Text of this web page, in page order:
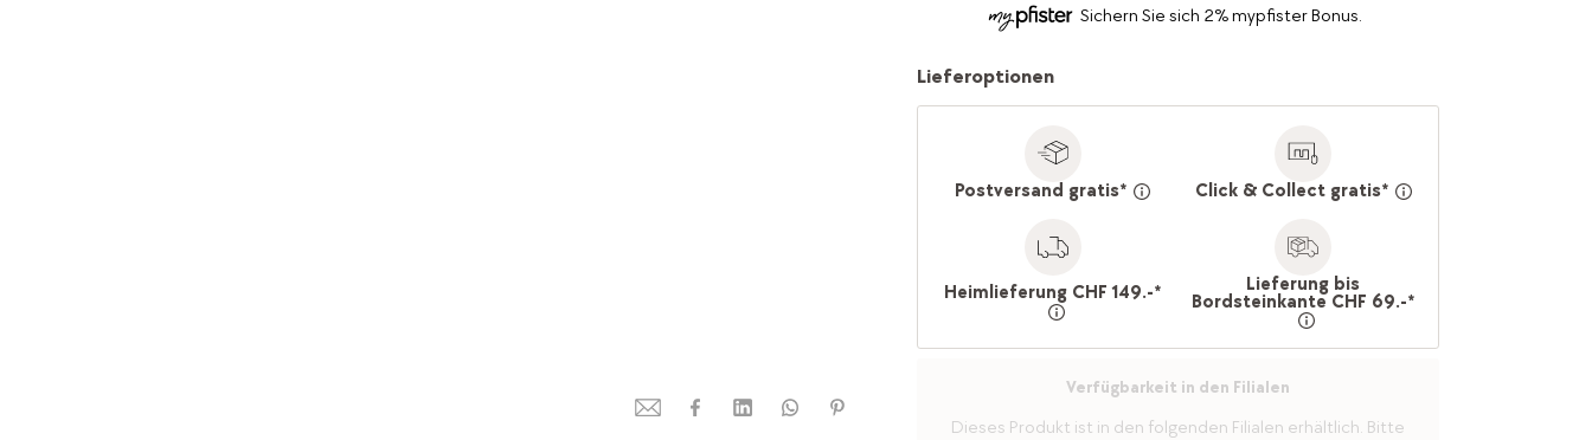
Sichern Sie sich 2% mypfister Bonus.
Lieferoptionen
Postversand gratis* Click & Collect gratis*
Heimlieferung CHF 149.-* Lieferung bis
Bordsteinkante CHF 69.-*
Verfügbarkeit in den Filialen
Dieses Produkt ist in den folgenden Filialen erhältlich. Bitte